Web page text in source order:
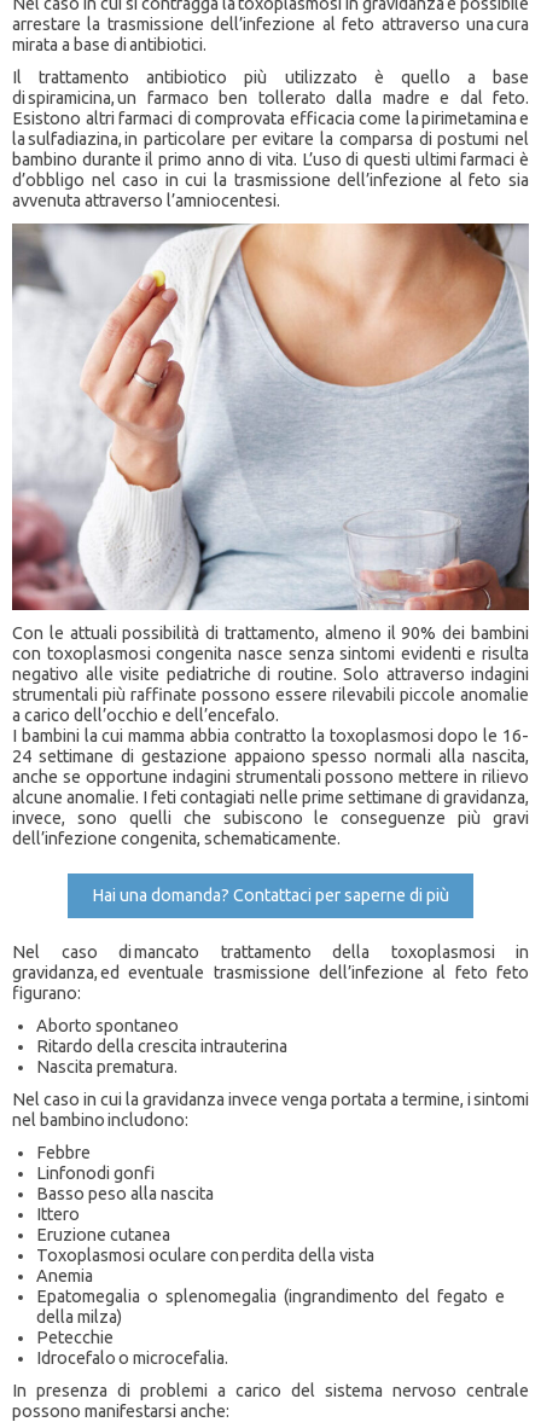
arrestare la trasmissione dell’infezione al feto attraverso una cura
mirata a base di antibiotici.
Il trattamento antibiotico più utilizzato è quello a base
di spiramicina, un farmaco ben tollerato dalla madre e dal feto.
Esistono altri farmaci di comprovata efficacia come la pirimetamina e
la sulfadiazina, in particolare per evitare la comparsa di postumi nel
bambino durante il primo anno di vita. L’uso di questi ultimi farmaci è
d’obbligo nel caso in cui la trasmissione dell’infezione al feto sia
avvenuta attraverso l’amniocentesi.
Con le attuali possibilità di trattamento, almeno il 90% dei bambini
con toxoplasmosi congenita nasce senza sintomi evidenti e risulta
negativo alle visite pediatriche di routine. Solo attraverso indagini
strumentali più raffinate possono essere rilevabili piccole anomalie
a carico dell’occhio e dell’encefalo.
I bambini la cui mamma abbia contratto la toxoplasmosi dopo le 16-
24 settimane di gestazione appaiono spesso normali alla nascita,
anche se opportune indagini strumentali possono mettere in rilievo
alcune anomalie. I feti contagiati nelle prime settimane di gravidanza,
invece, sono quelli che subiscono le conseguenze più gravi
dell’infezione congenita, schematicamente.
Hai una domanda? Contattaci per saperne di più
Nel caso di mancato trattamento della toxoplasmosi in
gravidanza, ed eventuale trasmissione dell’infezione al feto feto
figurano:
Aborto spontaneo
Ritardo della crescita intrauterina
Nascita prematura.
Nel caso in cui la gravidanza invece venga portata a termine, i sintomi
nel bambino includono:
Febbre
Linfonodi gonfi
Basso peso alla nascita
Ittero
Eruzione cutanea
Toxoplasmosi oculare con perdita della vista
Anemia
Epatomegalia o splenomegalia (ingrandimento del fegato e
della milza)
Petecchie
Idrocefalo o microcefalia.
In presenza di problemi a carico del sistema nervoso centrale
possono manifestarsi anche: